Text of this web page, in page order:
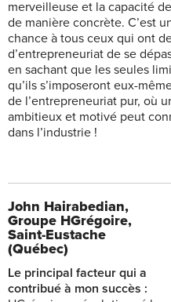
merveilleuse et la capacité
de manière concrète. C’est
chance à tous ceux qui ont
d’entrepreneuriat de se
en sachant que les seules
qu’ils s’imposeront eux-
de l’entrepreneuriat pur, où
ambitieux et motivé peut
dans l’industrie !
John Hairabedian,
Groupe HGrégoire,
Saint-Eustache
(Québec)
Le principal facteur qui a
contribué à mon succès :